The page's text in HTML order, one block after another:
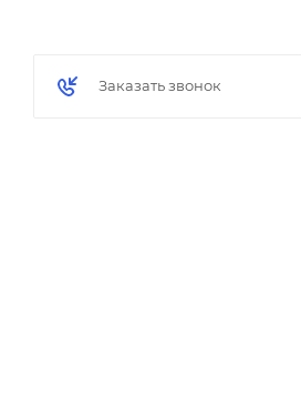
Заказать звонок